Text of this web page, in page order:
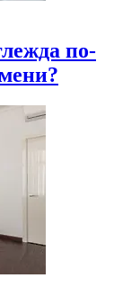
по-